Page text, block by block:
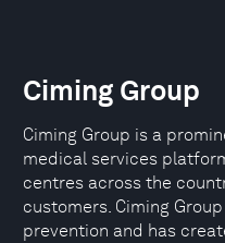
Ciming Group
Ciming Group is a
medical services
centres across the
customers. Ciming
prevention and has